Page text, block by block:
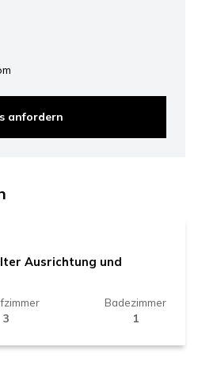
anfordern
Ausrichtung und
3
Badezimmer
1